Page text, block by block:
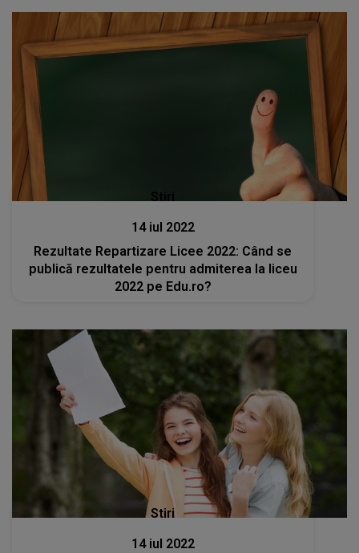
Stiri
14 iul 2022
Rezultate Repartizare Licee 2022: Când se
publică rezultatele pentru admiterea la liceu
2022 pe Edu.ro?
Stiri
14 iul 2022